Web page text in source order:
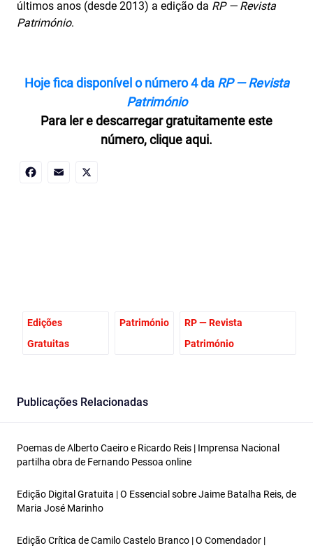
últimos anos (desde 2013) a edição da RP — Revista
Património.
Hoje fica disponível o número 4 da RP — Revista
Património
Para ler e descarregar gratuitamente este
número, clique aqui.
Edições
Gratuitas
Património
RP — Revista
Património
Publicações Relacionadas
Poemas de Alberto Caeiro e Ricardo Reis | Imprensa Nacional
partilha obra de Fernando Pessoa online
Edição Digital Gratuita | O Essencial sobre Jaime Batalha Reis, de
Maria José Marinho
Edição Crítica de Camilo Castelo Branco | O Comendador |